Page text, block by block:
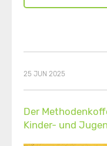
25 JUN 2025
Der
Kinder- und